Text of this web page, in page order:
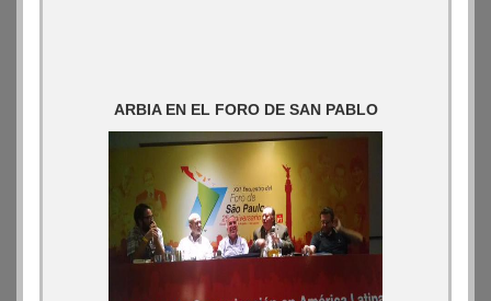
ARBIA EN EL FORO DE SAN PABLO